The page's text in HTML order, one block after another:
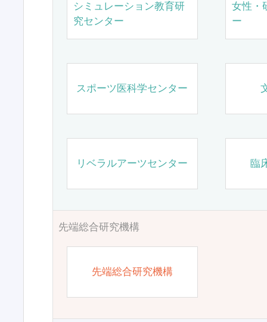
シミュレーション教育研
究センター
女性・
ー
スポーツ医科学センター
リベラルアーツセンター 臨
先端総合研究機構
先端総合研究機構